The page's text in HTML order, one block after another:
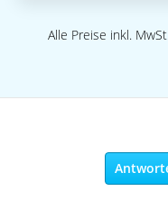
Alle Preise inkl.